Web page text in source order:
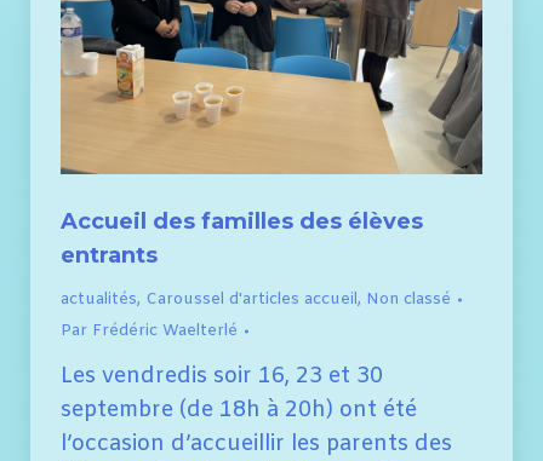
Accueil des familles des élèves
entrants
actualités, Caroussel d'articles accueil, Non classé
Par Frédéric Waelterlé
Les vendredis soir 16, 23 et 30
septembre (de 18h à 20h) ont été
l’occasion d’accueillir les parents des